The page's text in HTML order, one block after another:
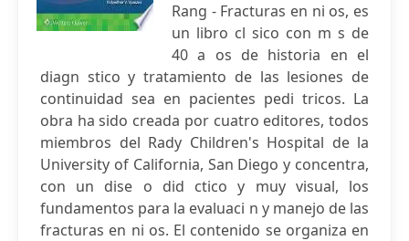
Rang - Fracturas en ni os, es
un libro cl sico con m s de
40 a os de historia en el
diagn stico y tratamiento de las lesiones de
continuidad sea en pacientes pedi tricos. La
obra ha sido creada por cuatro editores, todos
miembros del Rady Children's Hospital de la
University of California, San Diego y concentra,
con un dise o did ctico y muy visual, los
fundamentos para la evaluaci n y manejo de las
fracturas en ni os. El contenido se organiza en